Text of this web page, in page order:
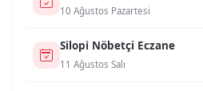
10 Ağustos Pazartesi
Si̇lopi̇ Nöbetçi Eczane
11 Ağustos Salı